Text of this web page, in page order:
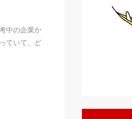
中の企業か
ていて、ど